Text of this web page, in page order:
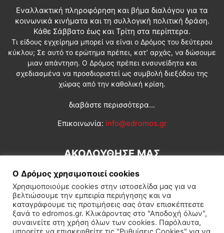
Εναλλακτική πληροφόρηση και βήμα διαλόγου για τα
κοινωνικά κινήματα και τη συλλογική πολιτική δράση.
Κάθε Σάββατο έως και Τρίτη στα περίπτερα.
Τι είδους εγχείρημα μπορεί να είναι ο Δρόμος του δεύτερου
κύκλου; Σε αυτό το ερώτημα πρέπει, κατ’ αρχάς, να δώσουμε
μιαν απάντηση. Ο Δρόμος πρέπει ενσυνείδητα και
σχεδιασμένα να προσδιοριστεί ως συμβολή διεξόδου της
χώρας από την καθολική κρίση.
διαβάστε περισσότερα...
Επικοινωνία: info@edromos.gr
ΑΚΟΛΟΥΘΗΣΕ ΜΑΣ
Εγγραφή συνδρομητή Πολιτική Διεθνή Κοινωνία
Ο Δρόμος χρησιμοποιεί cookies
Χρησιμοποιούμε cookies στην ιστοσελίδα μας για να
βελτιώσουμε την εμπειρία περιήγησης και να
καταγράφουμε τις προτιμήσεις σας όταν επισκέπτεστε
ξανά το edromos.gr. Κλικάροντας στο "Αποδοχή όλων",
συναινείτε στη χρήση όλων των cookies. Παρόλαυτα,